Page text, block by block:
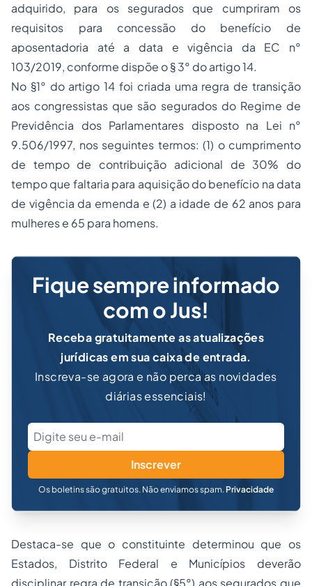
adquirido, para os segurados que cumpriram os
requisitos para concessão do benefício de
aposentadoria até a data e vigência da EC n°
103/2019, conforme dispõe o § 3° do artigo 14.
No §1° do artigo 14 foi criada uma regra de transição
aos congressistas que são segurados do Regime de
Previdência dos Parlamentares disposto na Lei n°
9.506/1997, nos seguintes termos: (1) o cumprimento
de tempo de contribuição adicional de 30% do
tempo que faltaria para aquisição do benefício na data
de vigência da emenda e (2) a idade de 62 anos para
mulheres e 65 para homens.
Fique sempre informado
com o Jus!
Receba gratuitamente as atualizações
jurídicas em sua caixa de entrada.
Inscreva-se agora e não perca as novidades
diárias essenciais!
Inscrever
Os boletins são gratuitos. Não enviamos spam. Privacidade
Destaca-se que o constituinte determinou que os
Estados, Distrito Federal e Municípios deverão